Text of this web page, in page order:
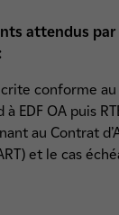
attendus par
conforme au
EDF OA puis
au Contrat
et le cas